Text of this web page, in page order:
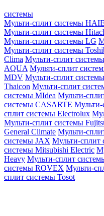
системы
Мульти-сплит системы
Мульти-сплит системы
Мульти-сплит системы LG
Мульти-сплит системы
Clima Мульти-сплит
AQUA Мульти-сплит
MDV Мульти-сплит
Thaicon Мульти-сплит
системы MIdea Мульти-
системы CASARTE Мульти-
сплит системы Electrolux
Мульти-сплит системы
General Climate Мульти-
системы JAX Мульти-сплит
системы Mitsubishi Electric
Heavy Мульти-сплит
системы ROVEX Мульти-
сплит системы Tosot